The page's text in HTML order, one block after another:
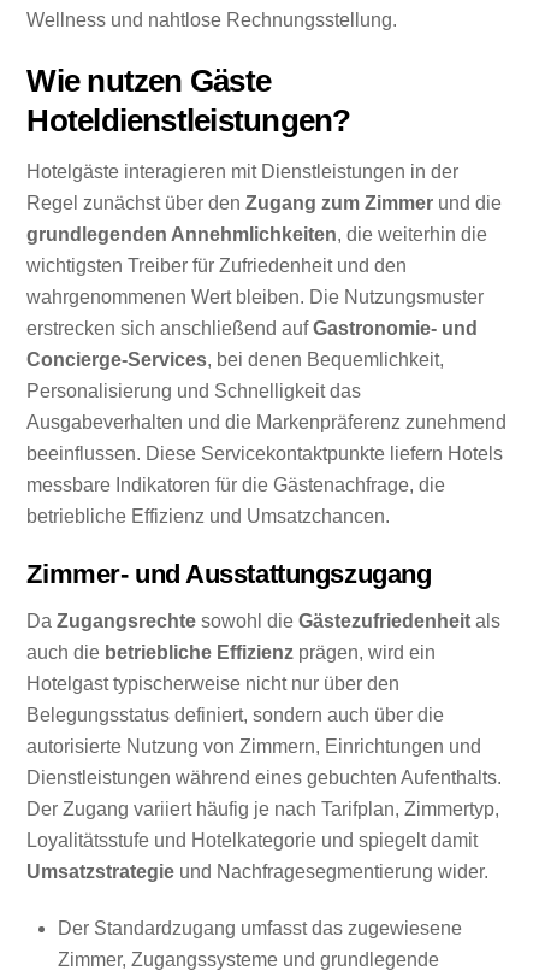
Wellness und nahtlose Rechnungsstellung.
Wie nutzen Gäste
Hoteldienstleistungen?
Hotelgäste interagieren mit Dienstleistungen in der
Regel zunächst über denZugang zum Zimmer und die
grundlegenden Annehmlichkeiten, die weiterhin die
wichtigsten Treiber für Zufriedenheit und den
wahrgenommenen Wert bleiben. Die Nutzungsmuster
erstrecken sich anschließend aufGastronomie- und
Concierge-Services, bei denen Bequemlichkeit,
Personalisierung und Schnelligkeit das
Ausgabeverhalten und die Markenpräferenz zunehmend
beeinflussen. Diese Servicekontaktpunkte liefern Hotels
messbare Indikatoren für die Gästenachfrage, die
betriebliche Effizienz und Umsatzchancen.
Zimmer- und Ausstattungszugang
DaZugangsrechte sowohl dieGästezufriedenheit als
auch die betriebliche Effizienz prägen, wird ein
Hotelgast typischerweise nicht nur über den
Belegungsstatus definiert, sondern auch über die
autorisierte Nutzung von Zimmern, Einrichtungen und
Dienstleistungen während eines gebuchten Aufenthalts.
Der Zugang variiert häufig je nach Tarifplan, Zimmertyp,
Loyalitätsstufe und Hotelkategorie und spiegelt damit
Umsatzstrategie und Nachfragesegmentierung wider.
Der Standardzugang umfasst das zugewiesene
Zimmer, Zugangssysteme und grundlegende